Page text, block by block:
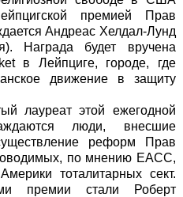
премией Прав
Андреас Хелдал-Лунд
Награда будет вручена
в Лейпциге, городе, где
движение в защиту
лауреат этой ежегодной
люди, внесшие
реформ Прав
по мнению ЕАСС,
тоталитарных сект.
премии стали Роберт